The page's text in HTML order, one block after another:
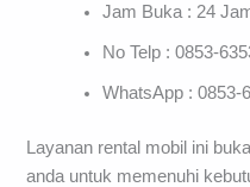
Jam Buka : 24
No Telp : 0853-
WhatsApp : 0853-
Layanan rental mobil ini
anda untuk memenuhi